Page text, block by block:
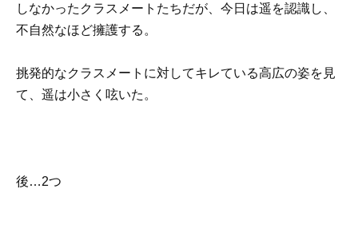
しなかったクラスメートたちだが、今日は遥を認識し、
不自然なほど擁護する。
挑発的なクラスメートに対してキレている高広の姿を見
て、遥は小さく呟いた。
後…2つ